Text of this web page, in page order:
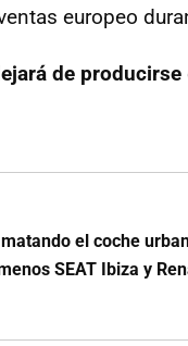
europeo
de producirse
el coche
SEAT Ibiza y